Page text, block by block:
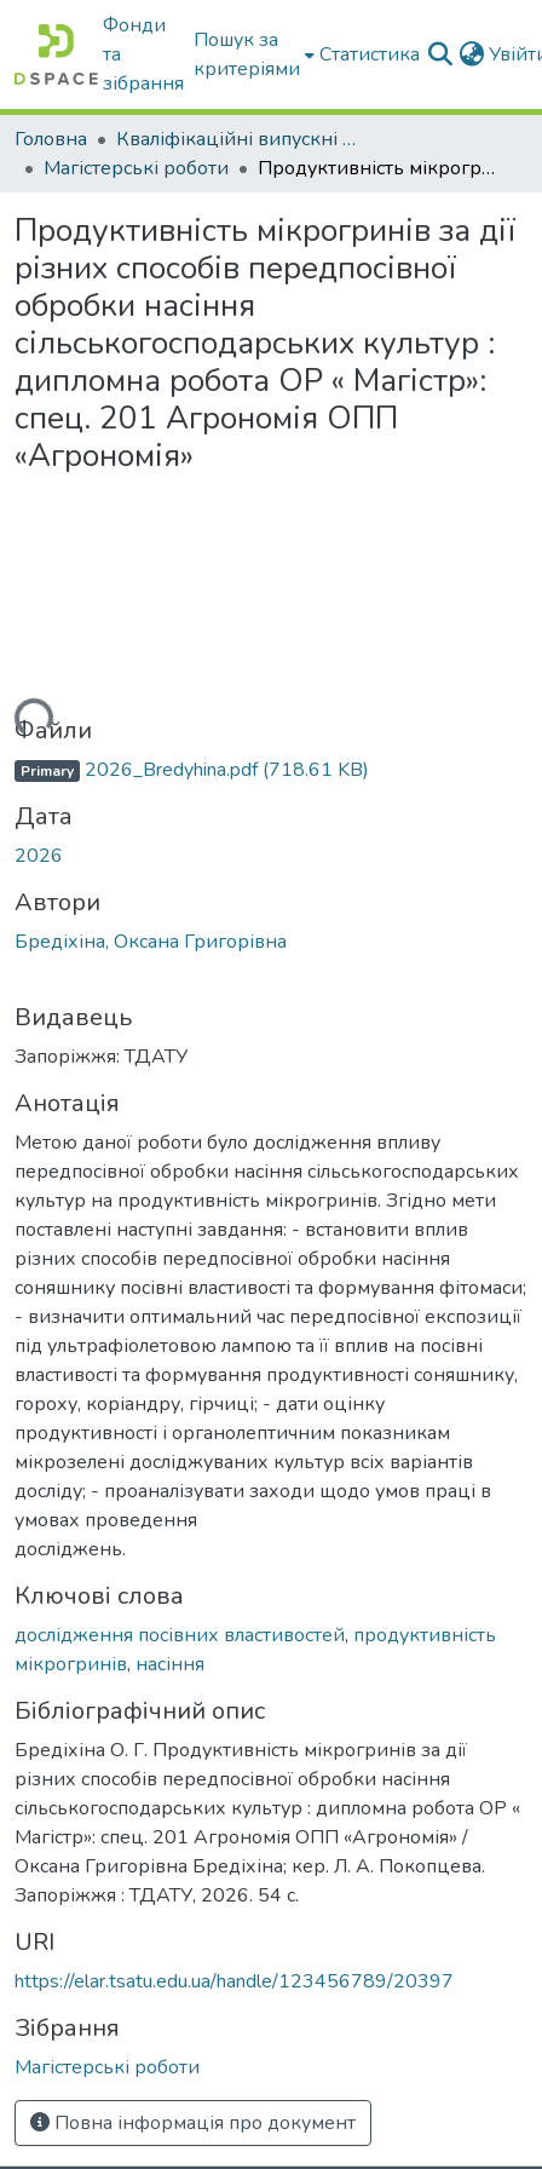
Фонди
та
зібрання
Пошук за
критеріями
Статистика
Головна
Кваліфікаційні випускні роботи бакалаврів і магістрів
Магістерські роботи
Продуктивність мікрогринів за дії різних способів передпосівної обробки насіння сільськогосподарських культур : дипломна робота ОР « Магістр»: спец. 201 Агрономія ОПП «Агрономія»
Продуктивність мікрогринів за дії
різних способів передпосівної
обробки насіння
сільськогосподарських культур :
дипломна робота ОР « Магістр»:
спец. 201 Агрономія ОПП
«Агрономія»
Файли
Primary 2026_Bredyhina.pdf(718.61 KB)
Дата
2026
Автори
Бредіхіна, Оксана Григорівна
Видавець
Запоріжжя: ТДАТУ
Анотація
Метою даної роботи було дослідження впливу
передпосівної обробки насіння сільськогосподарських
культур на продуктивність мікрогринів. Згідно мети
поставлені наступні завдання: - встановити вплив
різних способів передпосівної обробки насіння
соняшнику посівні властивості та формування фітомаси;
- визначити оптимальний час передпосівної експозиції
під ультрафіолетовою лампою та її вплив на посівні
властивості та формування продуктивності соняшнику,
гороху, коріандру, гірчиці; - дати оцінку
продуктивності і органолептичним показникам
мікрозелені досліджуваних культур всіх варіантів
досліду; - проаналізувати заходи щодо умов праці в
умовах проведення
досліджень.
Ключові слова
дослідження посівних властивостей, продуктивність
мікрогринів, насіння
Бібліографічний опис
Бредіхіна О. Г. Продуктивність мікрогринів за дії
різних способів передпосівної обробки насіння
сільськогосподарських культур : дипломна робота ОР «
Магістр»: спец. 201 Агрономія ОПП «Агрономія» /
Оксана Григорівна Бредіхіна; кер. Л. А. Покопцева.
Запоріжжя : ТДАТУ, 2026. 54 с.
URI
https://elar.tsatu.edu.ua/handle/123456789/20397
Зібрання
Магістерські роботи
Повна інформація про документ